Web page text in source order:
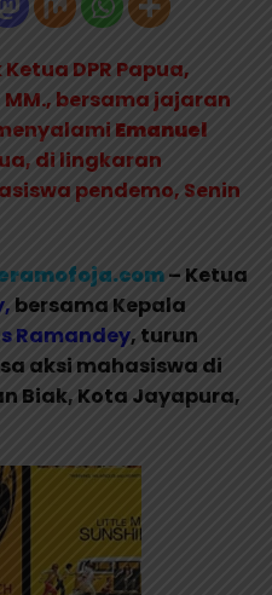
DPR Papua,
MM., bersama jajaran
Emanuel
di lingkaran
pendemo, Senin
– Ketua
bersama Kepala
Ramandey, turun
aksi mahasiswa di
Biak, Kota Jayapura,